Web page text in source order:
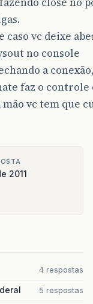
vc deixe
no console
a
faz o controle
vc tem que
2011
4 respostas
5 respostas